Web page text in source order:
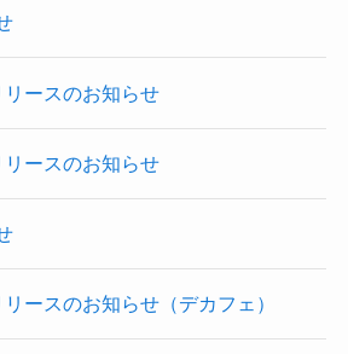
ースのお知らせ
ースのお知らせ
ースのお知らせ（デカフェ）